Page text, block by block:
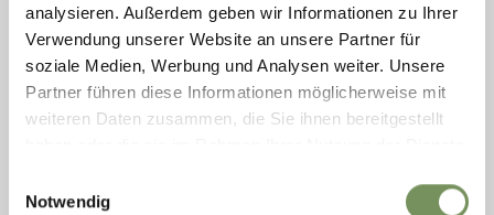
analysieren. Außerdem geben wir Informationen zu Ihrer
Verwendung unserer Website an unsere Partner für
soziale Medien, Werbung und Analysen weiter. Unsere
Partner führen diese Informationen möglicherweise mit
weiteren Daten zusammen, die Sie ihnen bereitgestellt
Notwendig
MERANER FRÜHLING IN PARTSCHINS
APFELBLÜTE IN SÜDTIROL